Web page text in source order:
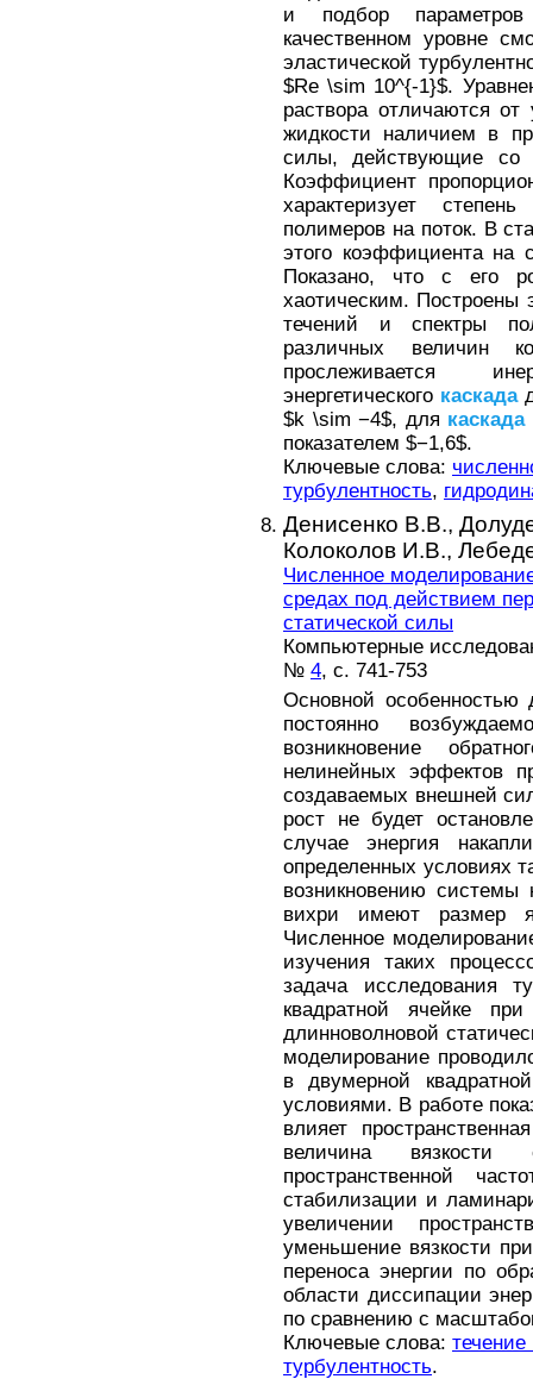
и подбор
качественном уровне
эластической
$Re \sim 10^{-1}$.
раствора отличаются
жидкости наличием в
силы, действующие со
Коэффициент
характеризует
полимеров на поток. В
этого коэффициента на
Показано, что с его
хаотическим. Построены
течений и спектры
различных величин
прослеживается
энергетического каскада
$k \sim −4$, для каскада
показателем $−1,6$.
Ключевые слова:
турбулентность,
Денисенко В.В.,
Колоколов И.В.,
Численное
средах под действием
статической силы
Компьютерные
№ 4, с. 741-753
Основной особенностью
постоянно
возникновение
нелинейных эффектов
создаваемых внешней
рост не будет
случае энергия
определенных условиях
возникновению системы
вихри имеют размер
Численное
изучения таких
задача исследования
квадратной ячейке
длинноволновой
моделирование
в двумерной
условиями. В работе
влияет
величина вязкости
пространственной
стабилизации и
увеличении
уменьшение вязкости
переноса энергии по
области диссипации
по сравнению с
Ключевые слова: течение
турбулентность.